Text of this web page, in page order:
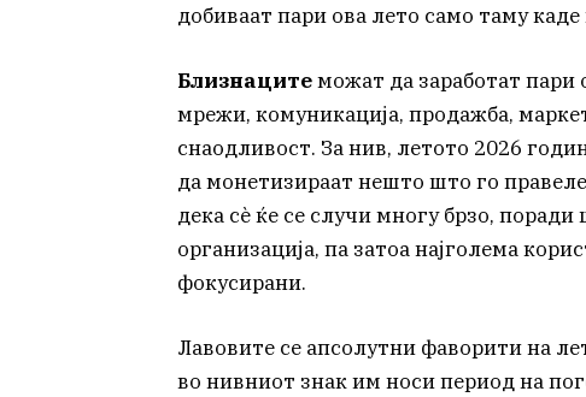
добиваат пари ова лето само таму
Близнацитеможат да заработат пари
мрежи, комуникација, продажба,
снаодливост. За нив, летото 2026
да монетизираат нешто што го
дека сè ќе се случи многу брзо,
организација, па затоа најголема
фокусирани.
Лавовите се апсолутни фаворити на
во нивниот знак им носи период на